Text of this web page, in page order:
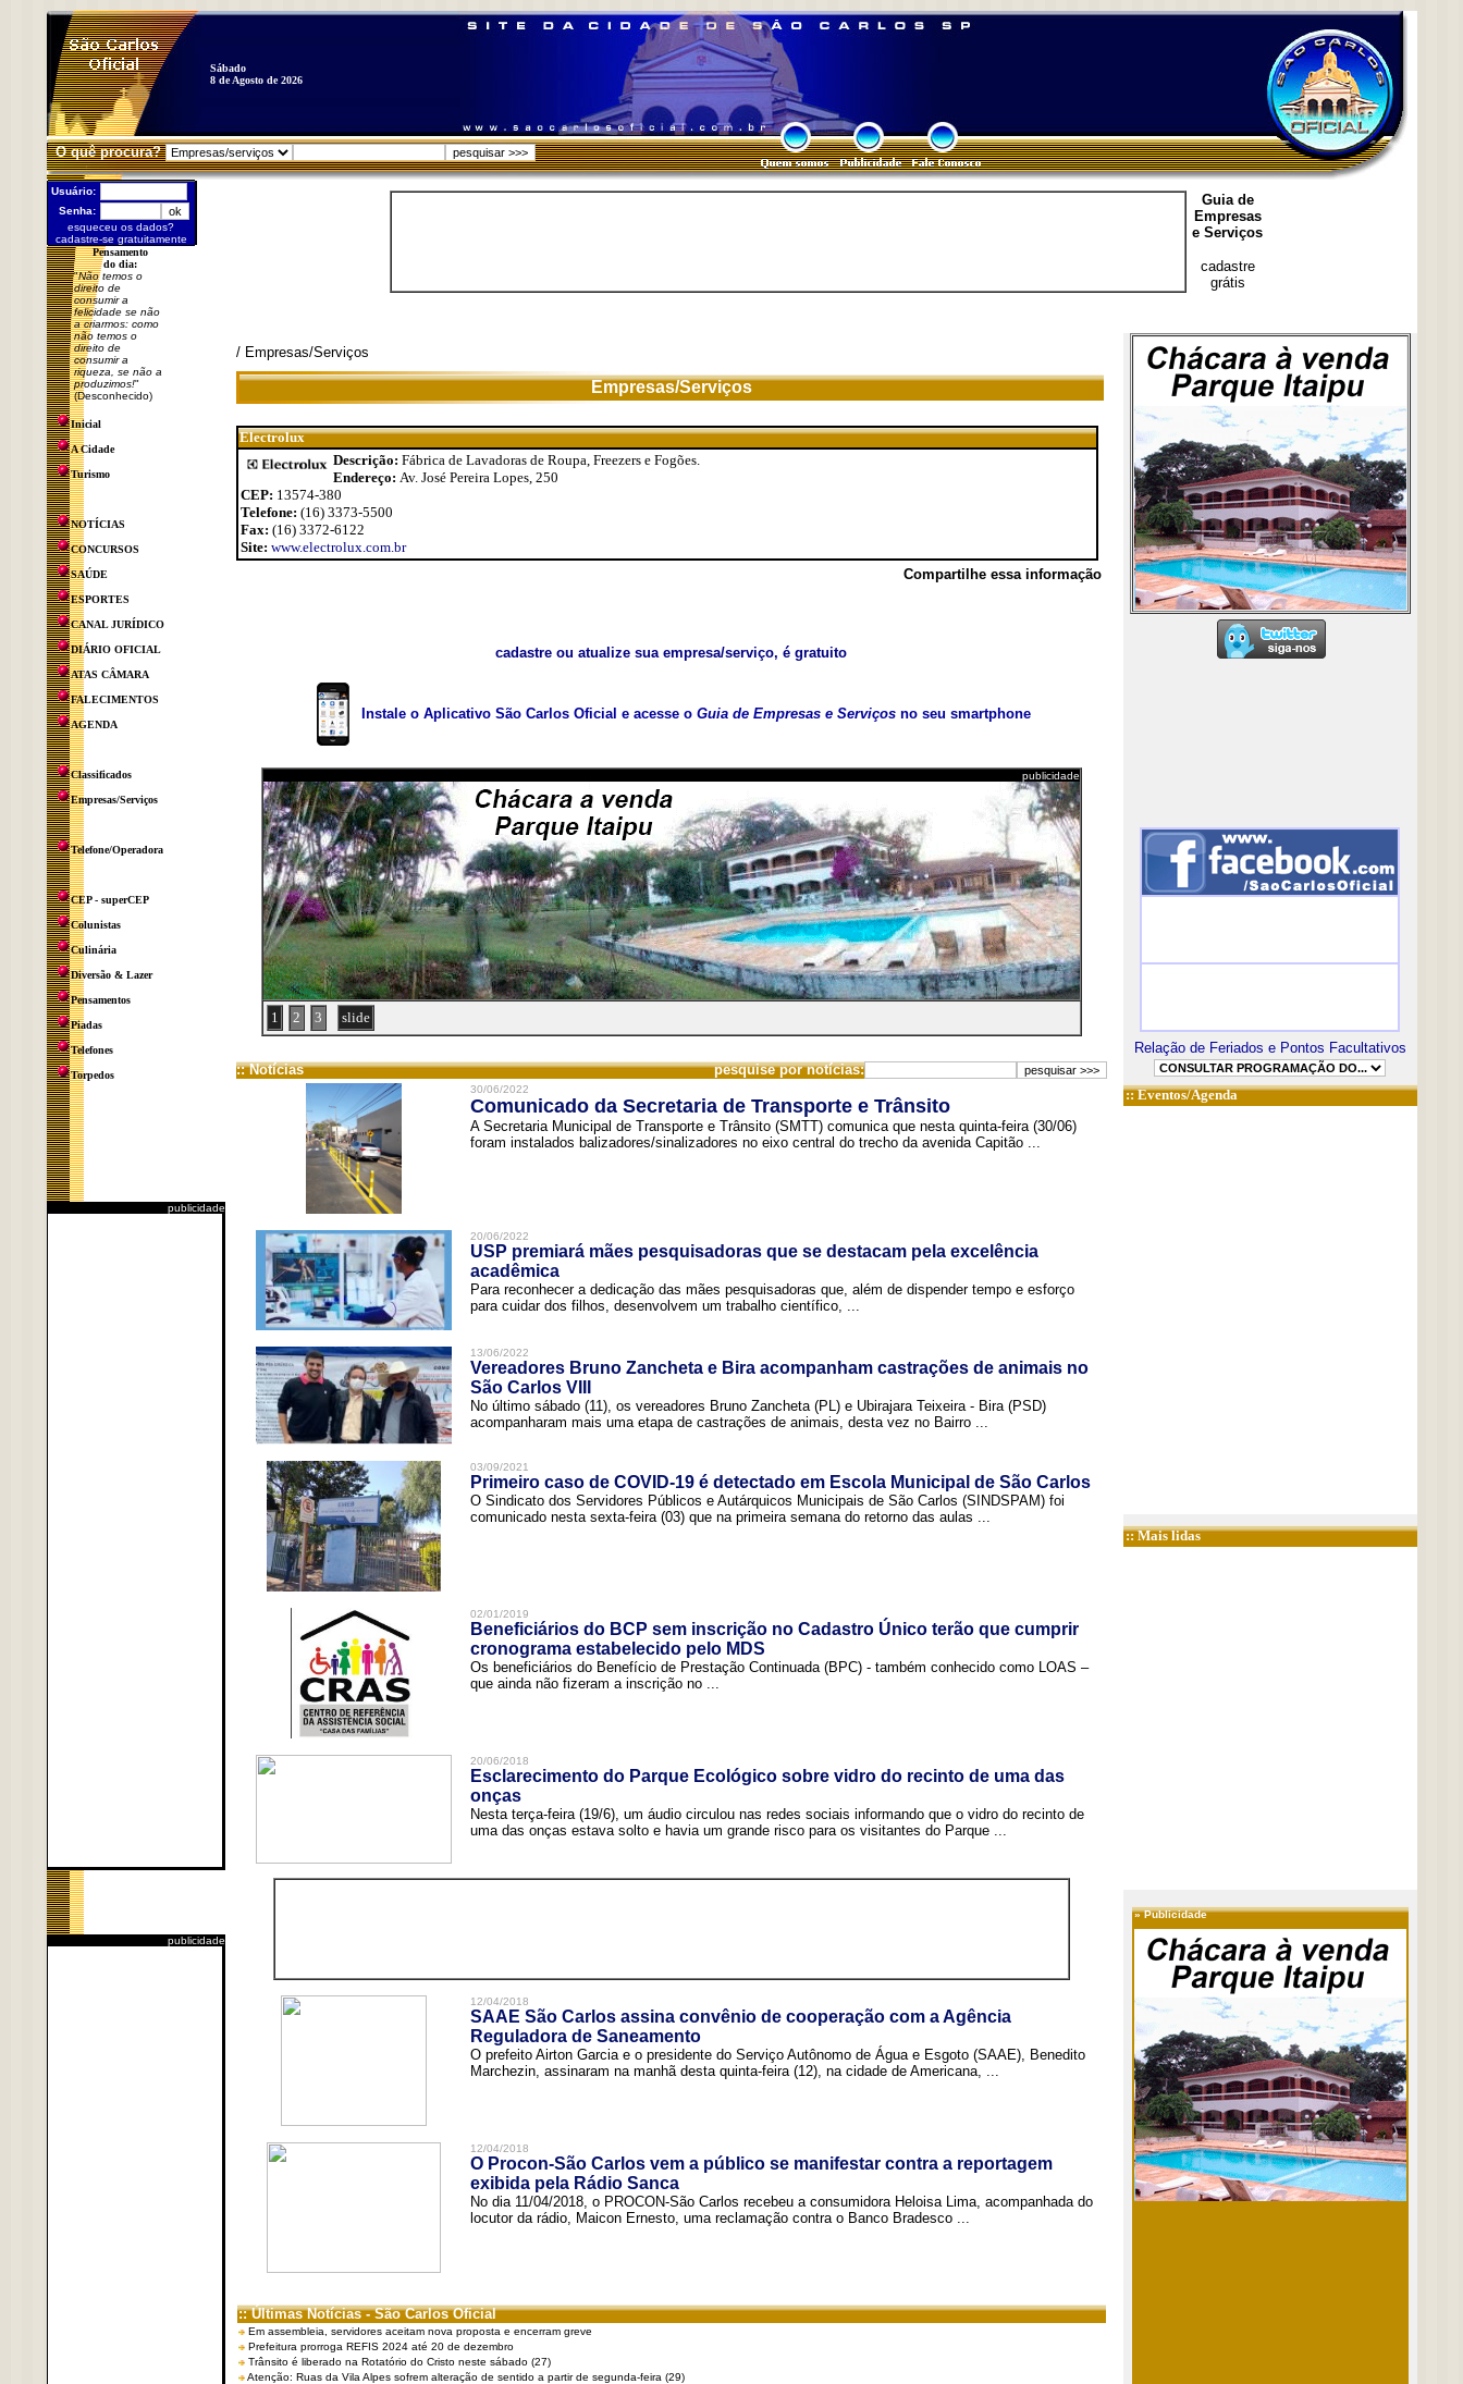
Sábado
8 de Agosto de 2026
O quê procura?
Usuário:
Senha:
esqueceu os dados?
cadastre-se gratuitamente
Pensamento
do dia:
"Não temos o
direito de
consumir a
felicidade se não
a criarmos: como
não temos o
direito de
consumir a
riqueza, se não a
produzimos!"
(Desconhecido)
Inicial
A Cidade
Turismo
NOTÍCIAS
CONCURSOS
SAÚDE
ESPORTES
CANAL JURÍDICO
DIÁRIO OFICIAL
ATAS CÂMARA
FALECIMENTOS
AGENDA
Classificados
Empresas/Serviços
Telefone/Operadora
CEP - superCEP
Colunistas
Culinária
Diversão & Lazer
Pensamentos
Piadas
Telefones
Torpedos
publicidade
publicidade
Guia de
Empresas
e Serviços
cadastre
grátis
/ Empresas/Serviços
Empresas/Serviços
Electrolux
Descrição: Fábrica de Lavadoras de Roupa, Freezers e Fogões.
Endereço: Av. José Pereira Lopes, 250
CEP: 13574-380
Telefone: (16) 3373-5500
Fax: (16) 3372-6122
Site: www.electrolux.com.br
Compartilhe essa informação
cadastre ou atualize sua empresa/serviço, é gratuito
Instale o Aplicativo São Carlos Oficial e acesse o Guia de Empresas e Serviços no seu smartphone
publicidade
1 2 3 slide
:: Notícias pesquise por notícias:
30/06/2022
Comunicado da Secretaria de Transporte e Trânsito
A Secretaria Municipal de Transporte e Trânsito (SMTT) comunica que nesta quinta-feira (30/06)
foram instalados balizadores/sinalizadores no eixo central do trecho da avenida Capitão ...
20/06/2022
USP premiará mães pesquisadoras que se destacam pela excelência
acadêmica
Para reconhecer a dedicação das mães pesquisadoras que, além de dispender tempo e esforço
para cuidar dos filhos, desenvolvem um trabalho científico, ...
13/06/2022
Vereadores Bruno Zancheta e Bira acompanham castrações de animais no
São Carlos VIII
No último sábado (11), os vereadores Bruno Zancheta (PL) e Ubirajara Teixeira - Bira (PSD)
acompanharam mais uma etapa de castrações de animais, desta vez no Bairro ...
03/09/2021
Primeiro caso de COVID-19 é detectado em Escola Municipal de São Carlos
O Sindicato dos Servidores Públicos e Autárquicos Municipais de São Carlos (SINDSPAM) foi
comunicado nesta sexta-feira (03) que na primeira semana do retorno das aulas ...
02/01/2019
Beneficiários do BCP sem inscrição no Cadastro Único terão que cumprir
cronograma estabelecido pelo MDS
Os beneficiários do Benefício de Prestação Continuada (BPC) - também conhecido como LOAS –
que ainda não fizeram a inscrição no ...
20/06/2018
Esclarecimento do Parque Ecológico sobre vidro do recinto de uma das
onças
Nesta terça-feira (19/6), um áudio circulou nas redes sociais informando que o vidro do recinto de
uma das onças estava solto e havia um grande risco para os visitantes do Parque ...
12/04/2018
SAAE São Carlos assina convênio de cooperação com a Agência
Reguladora de Saneamento
O prefeito Airton Garcia e o presidente do Serviço Autônomo de Água e Esgoto (SAAE), Benedito
Marchezin, assinaram na manhã desta quinta-feira (12), na cidade de Americana, ...
12/04/2018
O Procon-São Carlos vem a público se manifestar contra a reportagem
exibida pela Rádio Sanca
No dia 11/04/2018, o PROCON-São Carlos recebeu a consumidora Heloisa Lima, acompanhada do
locutor da rádio, Maicon Ernesto, uma reclamação contra o Banco Bradesco ...
:: Últimas Notícias - São Carlos Oficial
Em assembleia, servidores aceitam nova proposta e encerram greve
Prefeitura prorroga REFIS 2024 até 20 de dezembro
Trânsito é liberado na Rotatório do Cristo neste sábado (27)
Atenção: Ruas da Vila Alpes sofrem alteração de sentido a partir de segunda-feira (29)
Relação de Feriados e Pontos Facultativos
::Eventos/Agenda
:: Mais lidas
»Publicidade